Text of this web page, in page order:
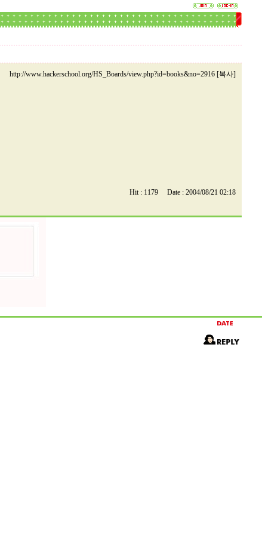
http://www.hackerschool.org/HS_Boards/view.php?id=books&no=2916 [복사]
Hit : 1179 Date : 2004/08/21 02:18